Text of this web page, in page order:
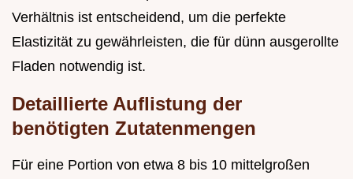
Verhältnis ist entscheidend, um die perfekte
Elastizität zu gewährleisten, die für dünn ausgerollte
Fladen notwendig ist.
Detaillierte Auflistung der
benötigten Zutatenmengen
Für eine Portion von etwa 8 bis 10 mittelgroßen